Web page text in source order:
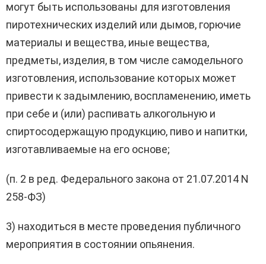
могут быть использованы для изготовления
пиротехнических изделий или дымов, горючие
материалы и вещества, иные вещества,
предметы, изделия, в том числе самодельного
изготовления, использование которых может
привести к задымлению, воспламенению, иметь
при себе и (или) распивать алкогольную и
спиртосодержащую продукцию, пиво и напитки,
изготавливаемые на его основе;
(п. 2 в ред. Федерального закона от 21.07.2014 N
258-ФЗ)
3) находиться в месте проведения публичного
мероприятия в состоянии опьянения.